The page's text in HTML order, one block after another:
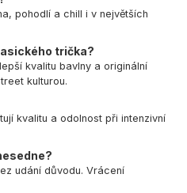
pohodlí a chill i v největších
trička?
kvalitu bavlny a originální
kulturou.
kvalitu a odolnost při intenzivní
udání důvodu. Vrácení